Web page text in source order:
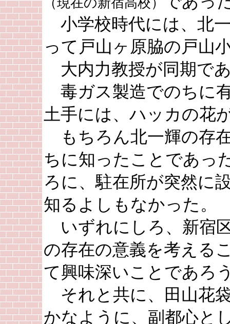
小学校時代には、北
って戸山ヶ原脇の戸山
大内力教授が同期で
毒ガス製造でのちに
土手には、ハッカの花
もちろん北一輝の存
ちに知ったことであっ
ろに、駐在所が突然に
知るよしもなかった。
いずれにしろ、新宿
の存在の意義を考える
て興味深いことであろ
それと共に、田山花
かなように、副都心と